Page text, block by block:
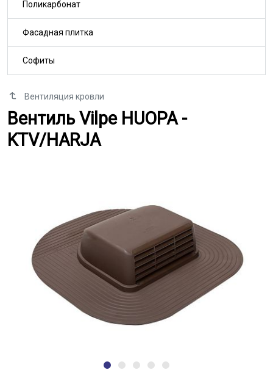
Вентиляция кровли
Вентиль Vilpe HUOPA - KTV/
Вентиль Vilpe HUOPA -
KTV/HARJA
Поликарбонат
Фасадная плитка
Софиты